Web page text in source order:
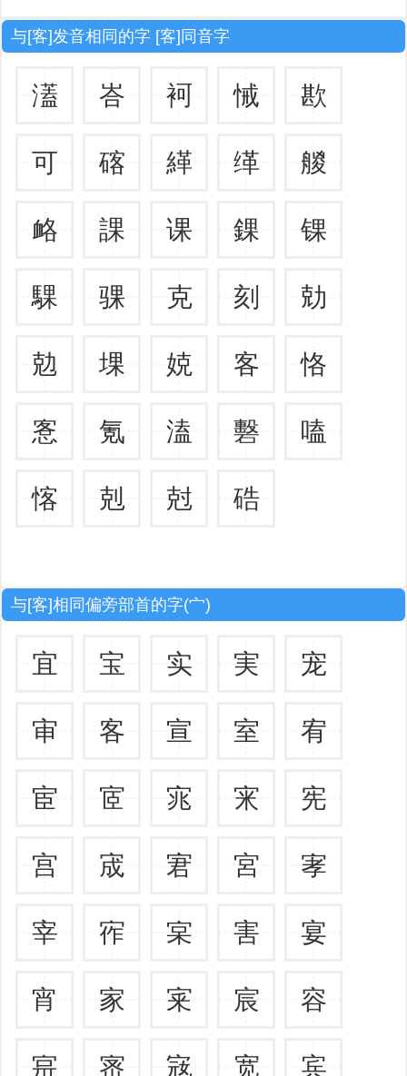
与[客]发音相同的字 [客]同音字
濭 峇 袔 悈 歁
可 碦 緙 缂 艐
衉 課 课 錁 锞
騍 骒 克 刻 勀
勊 堁 娔 客 恪
愙 氪 溘 礊 嗑
愘 剋 尅 硞
与[客]相同偏旁部首的字(宀)
宜 宝 实 実 宠
审 客 宣 室 宥
宦 宧 宨 宩 宪
宫 宬 宭 宮 宯
宰 宱 宲 害 宴
宵 家 宷 宸 容
宺 宻 宼 宽 宾